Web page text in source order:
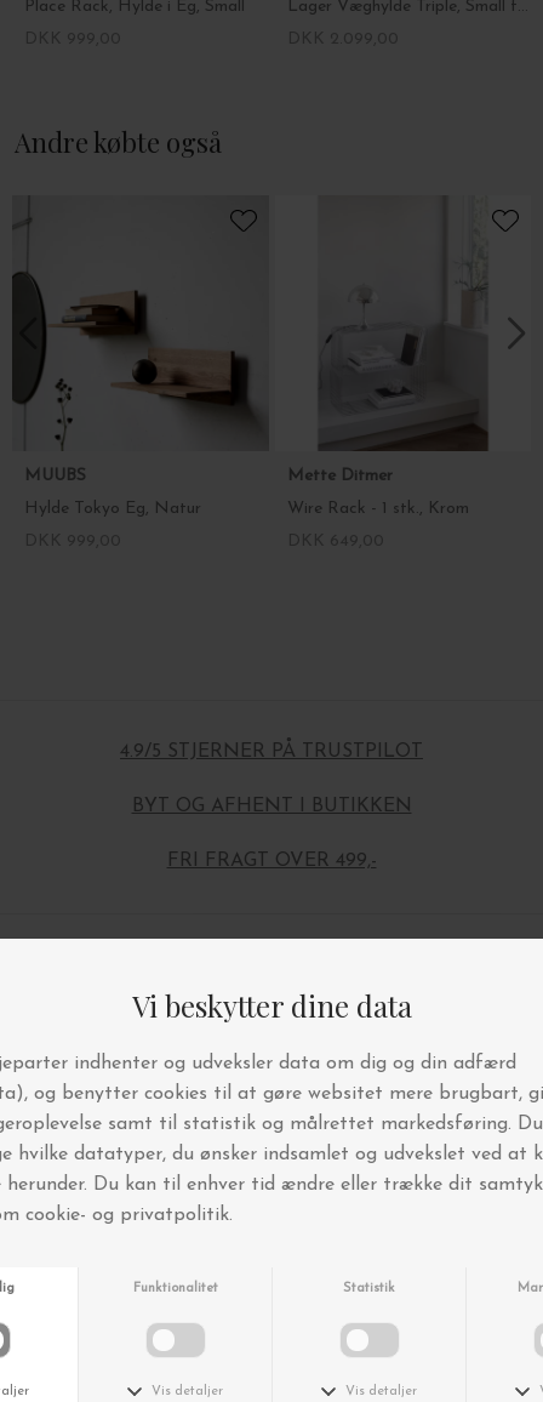
Place Rack, Hylde i Eg, Small
Lager Væghylde Triple, Small fra Ferm Living
Andre købte også
MUUBS
Hylde Tokyo Eg, Natur
Mette Ditmer
Wire Rack - 1 stk., Krom
4.9/5 STJERNER PÅ TRUSTPILOT
BYT OG AFHENT I BUTIKKEN
FRI FRAGT OVER 499,-
Andre købte også